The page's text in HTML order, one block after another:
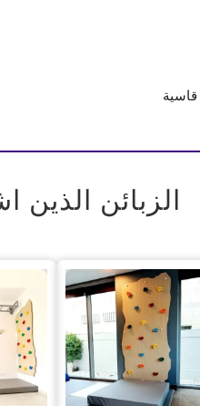
قاسية
الزبائن الذين